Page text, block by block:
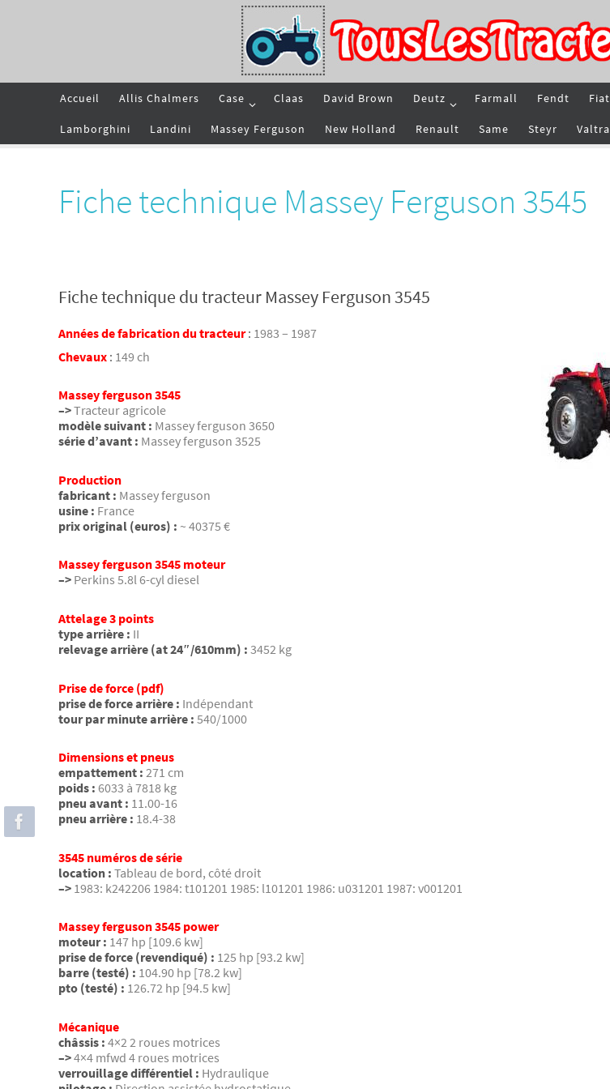
Accueil Allis Chalmers Case Claas David Brown Deutz Farmall Fendt Fiat
Lamborghini Landini Massey Ferguson New Holland Renault Same Steyr Valtra
Fiche technique Massey Ferguson 3545
Fiche technique du tracteur Massey Ferguson 3545
Années de fabrication du tracteur: 1983 – 1987
Chevaux : 149 ch
Massey ferguson 3545
–>Tracteur agricole
modèle suivant : Massey ferguson 3650
série d’avant : Massey ferguson 3525
Production
fabricant : Massey ferguson
usine : France
prix original (euros) : ~ 40375 €
Massey ferguson 3545 moteur
–> Perkins 5.8l 6-cyl diesel
Attelage 3 points
type arrière : II
relevage arrière (at 24″/610mm) : 3452 kg
Prise de force (pdf)
prise de force arrière : Indépendant
tour par minute arrière : 540/1000
Dimensions et pneus
empattement : 271 cm
poids : 6033 à 7818 kg
pneu avant : 11.00-16
pneu arrière : 18.4-38
3545 numéros de série
location : Tableau de bord, côté droit
–> 1983: k242206 1984: t101201 1985: l101201 1986: u031201 1987: v001201
Massey ferguson 3545 power
moteur : 147 hp [109.6 kw]
prise de force (revendiqué) : 125 hp [93.2 kw]
barre (testé) : 104.90 hp [78.2 kw]
pto (testé) : 126.72 hp [94.5 kw]
Mécanique
châssis : 4×2 2 roues motrices
–>4×4 mfwd 4 roues motrices
verrouillage différentiel : Hydraulique